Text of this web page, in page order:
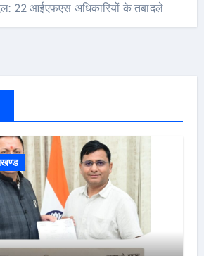
22 आईएफएस अधिकारियों के तबादले